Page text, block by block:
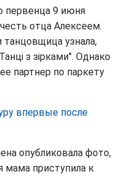
первенца 9 июня
отца Алексеем.
узнала,
з зірками". Однако
партнер по паркету
впервые после
опубликовала фото,
мама приступила к